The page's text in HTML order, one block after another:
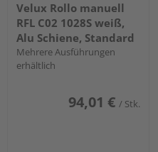
Velux Rollo manuell
RFL C02 1028S weiß,
Alu Schiene, Standard
Mehrere Ausführungen
erhältlich
94,01 € / Stk.